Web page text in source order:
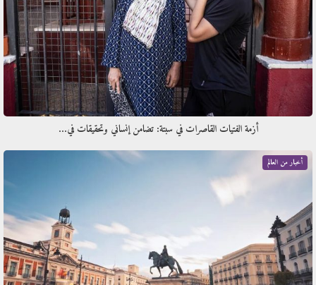
أزمة الفتيات القاصرات في سبتة: تضامن إنساني وتحقيقات في…
أخبار من العالم